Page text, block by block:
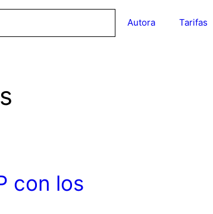
Autora Tarifas
con los